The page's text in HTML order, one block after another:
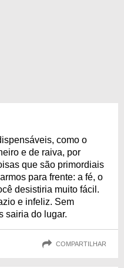
como o
e de raiva, por
que são primordiais
para frente: a fé, o
desistiria muito fácil.
e infeliz. Sem
sairia do lugar.
COMPARTILHAR